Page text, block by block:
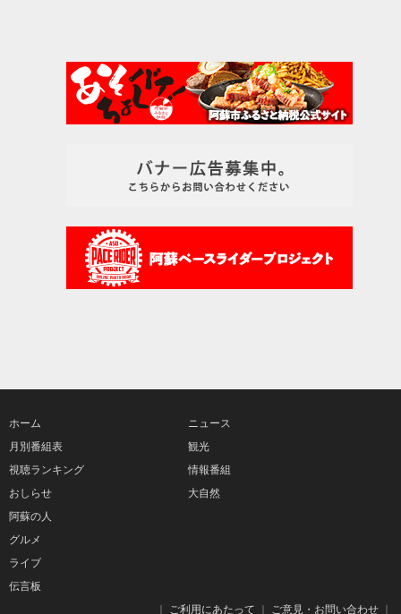
ホーム
月別番組表
視聴ランキング
おしらせ
ニュース
観光
情報番組
大自然
阿蘇の人
グルメ
ライブ
伝言板
ご利用にあたって ご意見・お問い合わせ